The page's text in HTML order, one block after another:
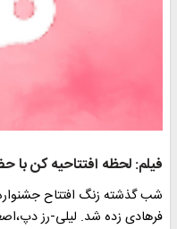
فیلم: لحظه افتتاحیه کن
فرهادی زده شد. لیلی-رز